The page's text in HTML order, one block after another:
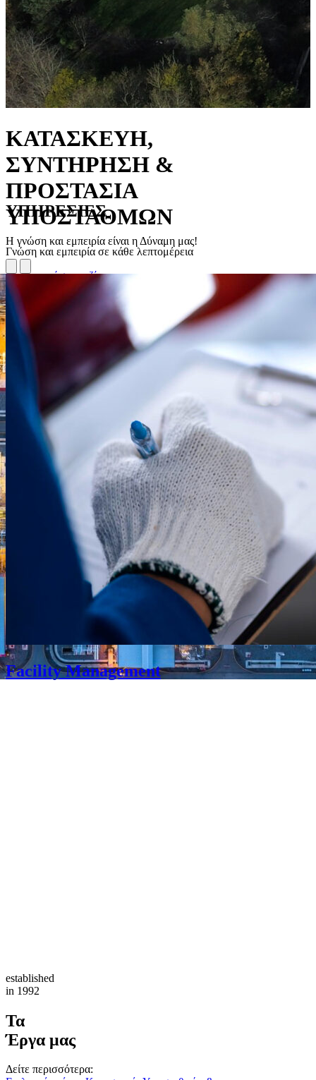
ΚΑΤΑΣΚΕΥΗ,
ΣΥΝΤΗΡΗΣΗ &
ΠΡΟΣΤΑΣΙΑ
ΥΠΟΣΤΑΘΜΩΝ
Γνώση και εμπειρία σε κάθε λεπτομέρεια
Επικοινωνήστε μαζί μας
ΥΠΗΡΕΣΙΕΣ
Η γνώση και εμπειρία είναι η Δύναμη μας!
Facility Management
established
in 1992
Τα
Έργα μας
Δείτε περισσότερα: